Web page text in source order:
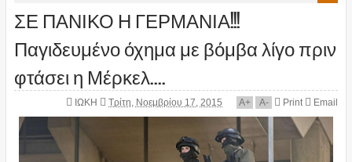
ΣΕ ΠΑΝΙΚΟ Η ΓΕΡΜΑΝΙΑ!!!
Παγιδευμένο όχημα με βόμβα λίγο πριν
φτάσει η Μέρκελ....
ΙΩΚΗ Τρίτη, Νοεμβρίου 17, 2015 A+ A- Print Email